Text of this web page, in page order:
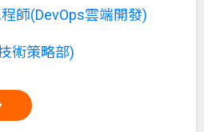
師(DevOps雲端開發)
術策略部)